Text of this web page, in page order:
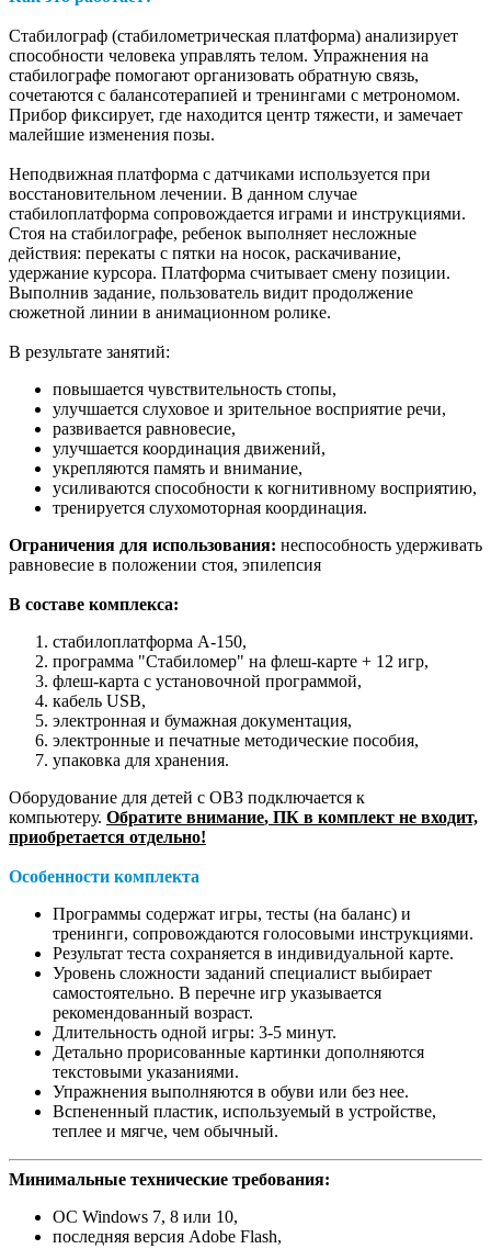
Стабилограф (стабилометрическая платформа) анализирует
способности человека управлять телом. Упражнения на
стабилографе помогают организовать обратную связь,
сочетаются с балансотерапией и тренингами с метрономом.
Прибор фиксирует, где находится центр тяжести, и замечает
малейшие изменения позы.
Неподвижная платформа с датчиками используется при
восстановительном лечении. В данном случае
стабилоплатформа сопровождается играми и инструкциями.
Стоя на стабилографе, ребенок выполняет несложные
действия: перекаты с пятки на носок, раскачивание,
удержание курсора. Платформа считывает смену позиции.
Выполнив задание, пользователь видит продолжение
сюжетной линии в анимационном ролике.
В результате занятий:
повышается чувствительность стопы,
улучшается слуховое и зрительное восприятие речи,
развивается равновесие,
улучшается координация движений,
укрепляются память и внимание,
усиливаются способности к когнитивному восприятию,
тренируется слухомоторная координация.
Ограничения для использования: неспособность удерживать
равновесие в положении стоя, эпилепсия
В составе комплекса:
стабилоплатформа А-150,
программа "Стабиломер" на флеш-карте + 12 игр,
флеш-карта с установочной программой,
кабель USB,
электронная и бумажная документация,
электронные и печатные методические пособия,
упаковка для хранения.
Оборудование для детей с ОВЗ подключается к
компьютеру. Обратите внимание, ПК в комплект не входит,
приобретается отдельно!
Особенности комплекта
Программы содержат игры, тесты (на баланс) и
тренинги, сопровождаются голосовыми инструкциями.
Результат теста сохраняется в индивидуальной карте.
Уровень сложности заданий специалист выбирает
самостоятельно. В перечне игр указывается
рекомендованный возраст.
Длительность одной игры: 3-5 минут.
Детально прорисованные картинки дополняются
текстовыми указаниями.
Упражнения выполняются в обуви или без нее.
Вспененный пластик, используемый в устройстве,
теплее и мягче, чем обычный.
Минимальные технические требования:
ОС Windows 7, 8 или 10,
последняя версия Adobe Flash,